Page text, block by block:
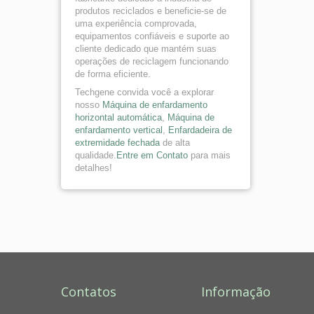
produtos reciclados e beneficie-se de
uma experiência comprovada,
equipamentos confiáveis e suporte ao
cliente dedicado que mantém suas
operações de reciclagem funcionando
de forma eficiente.
Techgene convida você a explorar
nosso Máquina de enfardamento
horizontal automática, Máquina de
enfardamento vertical , Enfardadeira de
extremidade fechadade alta
qualidade. Entre em Contato para mais
detalhes!
Contatos Informação